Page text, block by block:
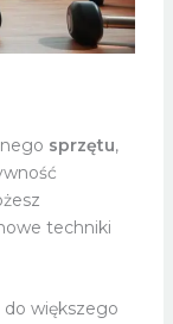
sprzętu,
techniki
większego